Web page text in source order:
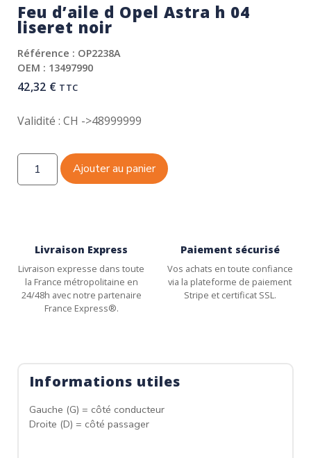
Feu d’aile d Opel Astra h 04
liseret noir
Référence : OP2238A
OEM : 13497990
42,32 € TTC
Validité : CH ->48999999
Ajouter au panier
Livraison Express
Livraison expresse dans toute
la France métropolitaine en
24/48h avec notre partenaire
France Express®.
Paiement sécurisé
Vos achats en toute confiance
via la plateforme de paiement
Stripe et certificat SSL.
Informations utiles
Gauche (G) = côté conducteur
Droite (D) = côté passager